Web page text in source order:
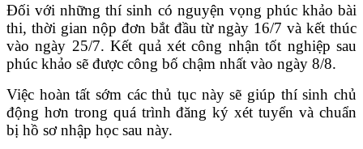
Đối với những thí sinh có nguyện vọng phúc khảo bài
thi, thời gian nộp đơn bắt đầu từ ngày 16/7 và kết thúc
vào ngày 25/7. Kết quả xét công nhận tốt nghiệp sau
phúc khảo sẽ được công bố chậm nhất vào ngày 8/8.
Việc hoàn tất sớm các thủ tục này sẽ giúp thí sinh chủ
động hơn trong quá trình đăng ký xét tuyển và chuẩn
bị hồ sơ nhập học sau này.